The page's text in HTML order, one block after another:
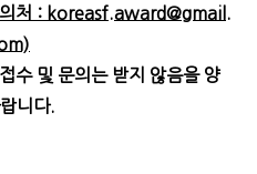
처 : koreasf.award@gmail.
수 및 문의는 받지 않음을 양
니다.